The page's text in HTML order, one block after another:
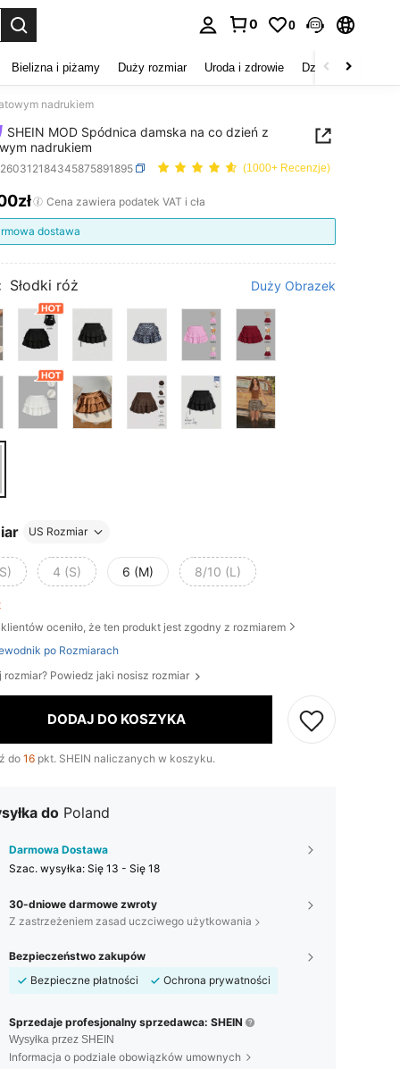
0 0
Bielizna i piżamy Duży rozmiar Uroda i zdrowie Dzieci
nadrukiem
SHEIN MOD Spódnica damska na co dzień z
nadrukiem
(1000+ Recenzje)
AND AVAILABILITY
Cena zawiera podatek VAT i cła
dostawa
Słodki róż Duży Obrazek
US Rozmiar
4 (S) 6 (M) 8/10 (L)
klientów oceniło, że ten produkt jest zgodny z rozmiarem
po Rozmiarach
rozmiar? Powiedz jaki nosisz rozmiar
DODAJ DO KOSZYKA
do 16 pkt. SHEIN naliczanych w koszyku.
do Poland
Darmowa Dostawa
Szac. wysyłka: Się 13 - Się 18
30-dniowe darmowe zwroty
Z zastrzeżeniem zasad uczciwego użytkowania
Bezpieczeństwo zakupów
Bezpieczne płatności
Ochrona prywatności
Sprzedaje profesjonalny sprzedawca: SHEIN
Wysyłka przez SHEIN
Informacja o podziale obowiązków umownych